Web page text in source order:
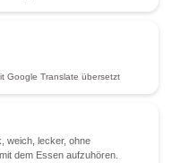
Google Translate übersetzt
weich, lecker, ohne
dem Essen aufzuhören.